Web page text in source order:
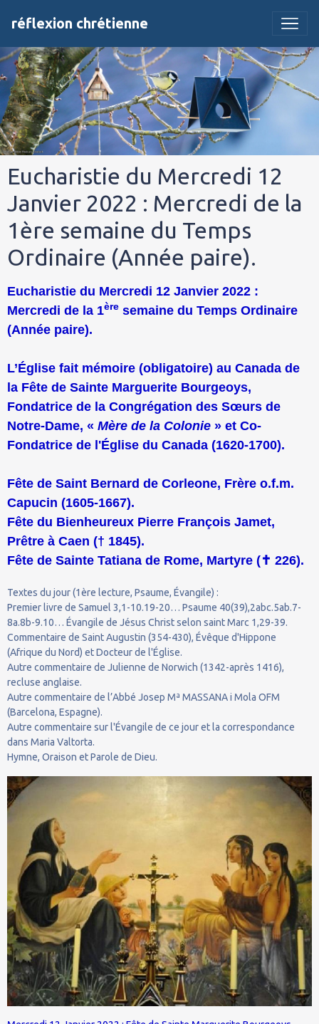
réflexion chrétienne
Eucharistie du Mercredi 12
Janvier 2022 : Mercredi de la
1ère semaine du Temps
Ordinaire (Année paire).
Eucharistie du Mercredi 12 Janvier 2022 :
Mercredi de la 1ère semaine du Temps Ordinaire
(Année paire).
L’Église fait mémoire (obligatoire) au Canada de
la Fête de Sainte Marguerite Bourgeoys,
Fondatrice de la Congrégation des Sœurs de
Notre-Dame, « Mère de la Colonie » et Co-
Fondatrice de l'Église du Canada (1620-1700).
Fête de Saint Bernard de Corleone, Frère o.f.m.
Capucin (1605-1667).
Fête du Bienheureux Pierre François Jamet,
Prêtre à Caen († 1845).
Fête de Sainte Tatiana de Rome, Martyre (✝ 226).
Textes du jour (1ère lecture, Psaume, Évangile) :
Premier livre de Samuel 3,1-10.19-20… Psaume 40(39),2abc.5ab.7-
8a.8b-9.10… Évangile de Jésus Christ selon saint Marc 1,29-39.
Commentaire de Saint Augustin (354-430), Évêque d'Hippone
(Afrique du Nord) et Docteur de l'Église.
Autre commentaire de Julienne de Norwich (1342-après 1416),
recluse anglaise.
Autre commentaire de l’Abbé Josep Mª MASSANA i Mola OFM
(Barcelona, Espagne).
Autre commentaire sur l'Évangile de ce jour et la correspondance
dans Maria Valtorta.
Hymne, Oraison et Parole de Dieu.